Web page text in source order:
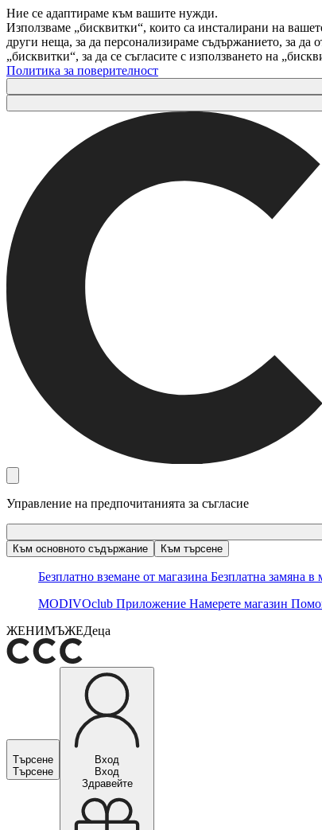
Ние се адаптираме към вашите нужди.
Използваме „бисквитки“, които са инсталирани на
други неща, за да персонализираме съдържанието, за
„бисквитки“, за да се съгласите с използването на
Политика за поверителност
Управление на предпочитанията за съгласие
Към основното съдържание
Към търсене
Безплатно вземане от магазина Безплатна замяна
MODIVOclub Приложение Намерете магазин
ЖЕНИМЪЖЕДеца
Търсене
Търсене
Вход
Вход
Здравейте